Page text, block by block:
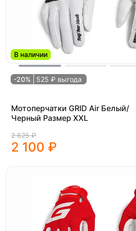
В наличии
-20% 525 ₽ выгода
Мотоперчатки GRID Air Белый/
Черный Размер XXL
2 625 ₽
2 100 ₽